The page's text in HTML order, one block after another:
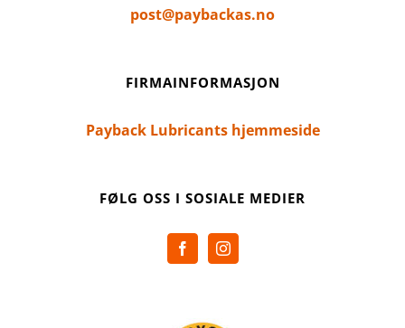
post@paybackas.no
FIRMAINFORMASJON
Payback Lubricants hjemmeside
FØLG OSS I SOSIALE MEDIER